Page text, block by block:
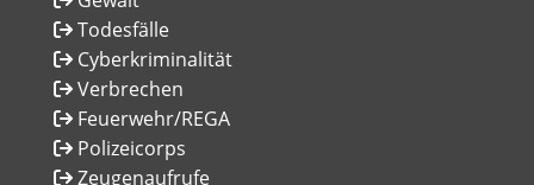
Todesfälle
Cyberkriminalität
Verbrechen
Feuerwehr/REGA
Polizeicorps
Zeugenaufrufe